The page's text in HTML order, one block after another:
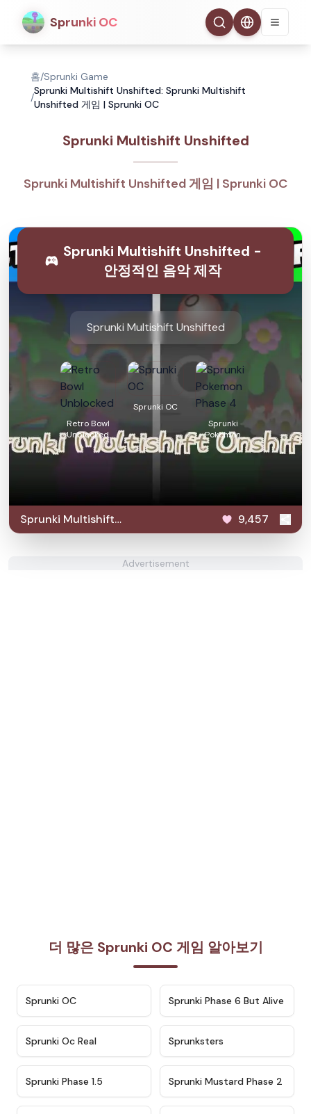
Sprunki OC
홈/Sprunki Game
/
Sprunki Multishift Unshifted: Sprunki Multishift
Unshifted 게임 | Sprunki OC
Sprunki Multishift Unshifted
Sprunki Multishift Unshifted 게임 | Sprunki OC
Sprunki Multishift Unshifted -
안정적인 음악 제작
Sprunki Multishift Unshifted
Retro Bowl
Unblocked
Sprunki OC
Sprunki
Pokemon
Phase 4
Sprunki Multishift
Unshifted
9,457
Advertisement
더 많은 Sprunki OC 게임 알아보기
Sprunki OC ★ 4.9
Sprunki Phase 6 But Alive
Sprunki Oc Real Sprunksters
Sprunki Phase 1.5 ★ 4.4
Sprunki Mustard Phase 2